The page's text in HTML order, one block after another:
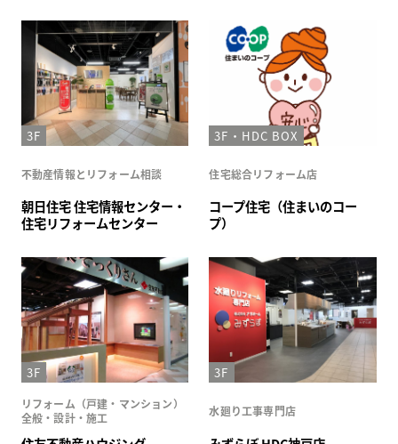
不動産情報とリフォーム相談
朝日住宅 住宅情報センター・
住宅リフォームセンター
3F
住宅総合リフォーム店
コープ住宅（住まいのコー
プ）
3F・HDC BOX
リフォーム（戸建・マンション）
全般・設計・施工
3F
水廻り工事専門店
3F